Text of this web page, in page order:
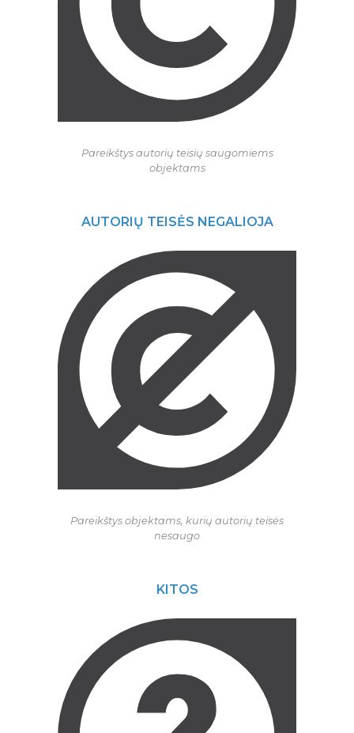
Pareikštys autorių teisių saugomiems
objektams
AUTORIŲ TEISĖS NEGALIOJA
Pareikštys objektams, kurių autorių teisės
nesaugo
KITOS